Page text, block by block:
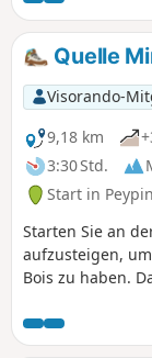
Quelle
Visorando-
9,18 km
3:30 Std.
Start in
Starten Sie an
aufzusteigen,
Bois zu haben.
das Pays
Sainte-Victoire.